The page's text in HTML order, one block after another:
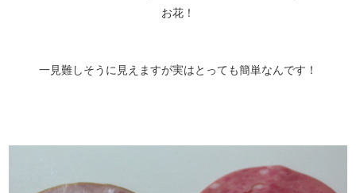
お花！
一見難しそうに見えますが実はとっても簡単なんです！